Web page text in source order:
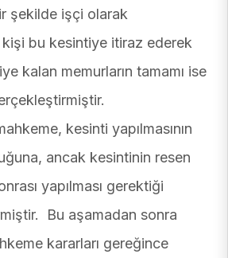
şekilde işçi olarak
bu kesintiye itiraz ederek
kalan memurların tamamı ise
kesinti yapılmasının
ancak kesintinin resen
yapılması gerektiği
Bu aşamadan sonra
kararları gereğince